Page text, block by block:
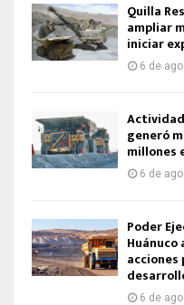
Quilla
ampliar
iniciar
6 de
generó
millones
6 de
Poder
acciones
6 de